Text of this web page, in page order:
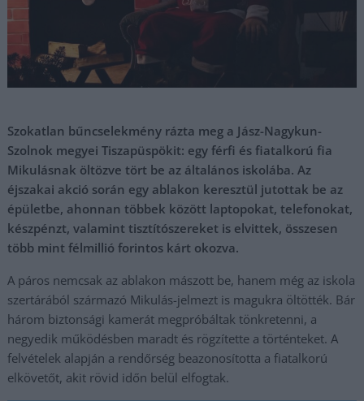
Szokatlan bűncselekmény rázta meg a Jász-Nagykun-
Szolnok megyei Tiszapüspökit: egy férfi és fiatalkorú fia
Mikulásnak öltözve tört be az általános iskolába. Az
éjszakai akció során egy ablakon keresztül jutottak be az
épületbe, ahonnan többek között laptopokat, telefonokat,
készpénzt, valamint tisztítószereket is elvittek, összesen
több mint félmillió forintos kárt okozva.
A páros nemcsak az ablakon mászott be, hanem még az iskola
szertárából származó Mikulás-jelmezt is magukra öltötték. Bár
három biztonsági kamerát megpróbáltak tönkretenni, a
negyedik működésben maradt és rögzítette a történteket. A
felvételek alapján a rendőrség beazonosította a fiatalkorú
elkövetőt, akit rövid időn belül elfogtak.